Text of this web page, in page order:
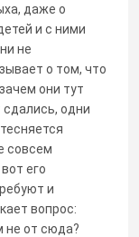
даже о
и с ними
не
о том, что
они тут
сдались, одни
совсем
его
и
вопрос:
не от сюда?